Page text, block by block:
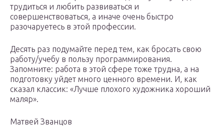
трудиться и любить развиваться и
совершенствоваться, а иначе очень быстро
разочаруетесь в этой профессии.
Десять раз подумайте перед тем, как бросать свою
работу/учебу в пользу программирования.
Запомните: работа в этой сфере тоже трудна, а на
подготовку уйдет много ценного времени. И, как
сказал классик: «Лучше плохого художника хороший
маляр».
Матвей Званцов